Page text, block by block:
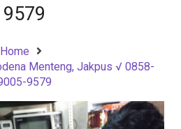
9579
Home
Menteng, Jakpus √ 0858-
9579